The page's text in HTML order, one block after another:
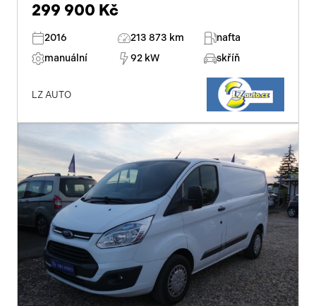
299 900 Kč
2016 213 873 km
nafta
manuální
92 kW skříň
LZ AUTO